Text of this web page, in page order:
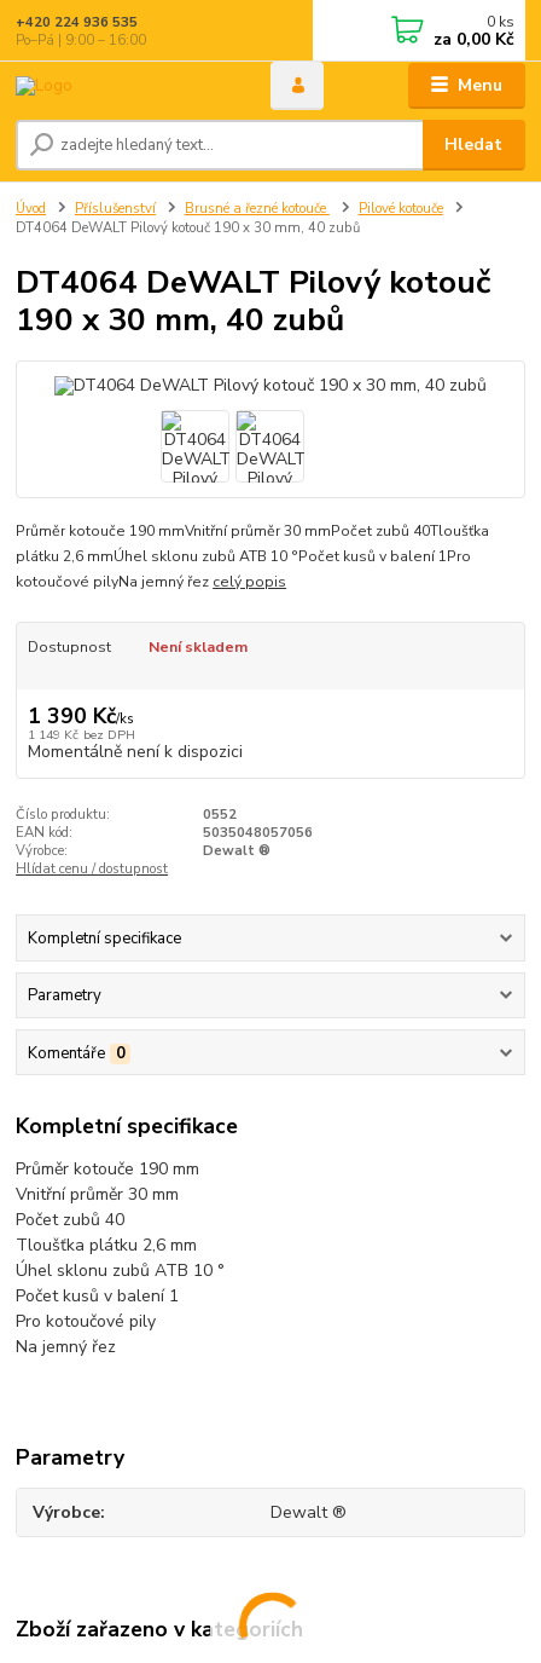
Menu
Hledat
+420 224 936 535
Po–Pá | 9:00 – 16:00
0 ks
za 0,00 Kč
Úvod Příslušenství Brusné a řezné kotouče
Pilové kotouče
DT4064 DeWALT Pilový kotouč 190 x 30 mm, 40 zubů
DT4064 DeWALT Pilový kotouč
190 x 30 mm, 40 zubů
Průměr kotouče 190 mmVnitřní průměr 30 mmPočet zubů 40Tloušťka
plátku 2,6 mmÚhel sklonu zubů ATB 10 °Počet kusů v balení 1Pro
kotoučové pilyNa jemný řez celý popis
Dostupnost Není skladem
1 390 Kč/ks
1 149 Kč bez DPH
Momentálně není k dispozici
Číslo produktu:
0552
EAN kód:
5035048057056
Výrobce:
Dewalt ®
Hlídat cenu / dostupnost
Kompletní specifikace
Parametry
Komentáře 0
Kompletní specifikace
Průměr kotouče 190 mm
Vnitřní průměr 30 mm
Počet zubů 40
Tloušťka plátku 2,6 mm
Úhel sklonu zubů ATB 10 °
Počet kusů v balení 1
Pro kotoučové pily
Na jemný řez
Parametry
Výrobce Dewalt ®
Zboží zařazeno v kategoriích